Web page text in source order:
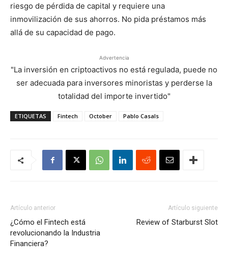
riesgo de pérdida de capital y requiere una
inmovilización de sus ahorros. No pida préstamos más
allá de su capacidad de pago.
Advertencia
"La inversión en criptoactivos no está regulada, puede no
ser adecuada para inversores minoristas y perderse la
totalidad del importe invertido"
ETIQUETAS Fintech October Pablo Casals
Artículo anterior
¿Cómo el Fintech está
revolucionando la Industria
Financiera?
Artículo siguiente
Review of Starburst Slot